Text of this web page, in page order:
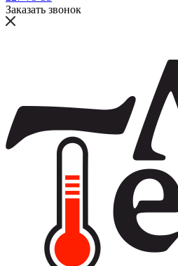
Заказать звонок